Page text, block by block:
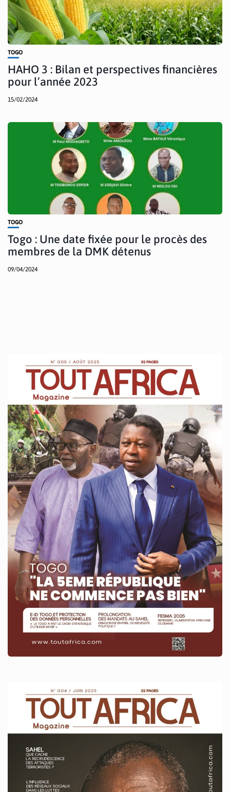
TOGO
HAHO 3 : Bilan et perspectives financières
pour l’année 2023
15/02/2024
TOGO
Togo : Une date fixée pour le procès des
membres de la DMK détenus
09/04/2024